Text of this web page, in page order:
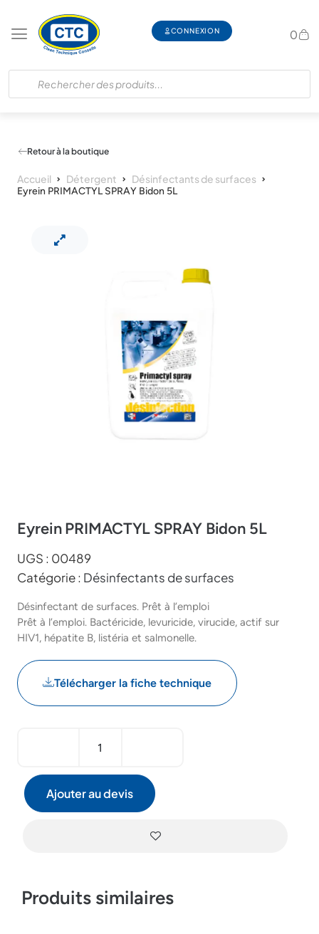
CONNEXION 0
Retour à la boutique
Accueil Détergent Désinfectants de surfaces
Eyrein PRIMACTYL SPRAY Bidon 5L
Eyrein PRIMACTYL SPRAY Bidon 5L
UGS : 00489
Catégorie : Désinfectants de surfaces
Désinfectant de surfaces. Prêt à l’emploi
Prêt à l’emploi. Bactéricide, levuricide, virucide, actif sur
HIV1, hépatite B, listéria et salmonelle.
Télécharger la fiche technique
Ajouter au devis
Produits similaires